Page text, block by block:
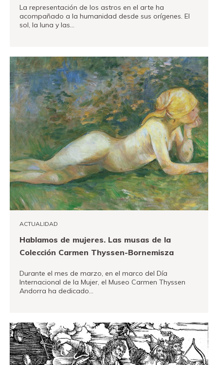
La representación de los astros en el arte ha
acompañado a la humanidad desde sus orígenes. El
sol, la luna y las…
ACTUALIDAD
Hablamos de mujeres. Las musas de la
Colección Carmen Thyssen-Bornemisza
Durante el mes de marzo, en el marco del Día
Internacional de la Mujer, el Museo Carmen Thyssen
Andorra ha dedicado…